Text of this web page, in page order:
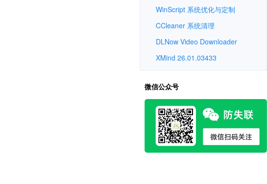
WinScript 系统优化与定制
CCleaner 系统清理
DLNow Video Downloader
XMind 26.01.03433
微信公众号